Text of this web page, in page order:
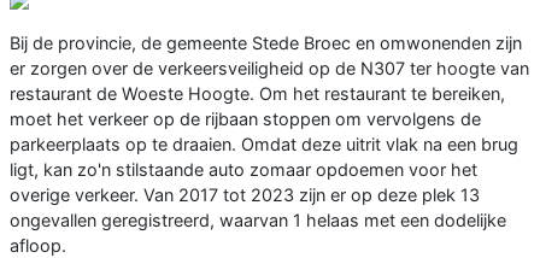
Bij de provincie, de gemeente Stede Broec en omwonenden zijn
er zorgen over de verkeersveiligheid op de N307 ter hoogte van
restaurant de Woeste Hoogte. Om het restaurant te bereiken,
moet het verkeer op de rijbaan stoppen om vervolgens de
parkeerplaats op te draaien. Omdat deze uitrit vlak na een brug
ligt, kan zo'n stilstaande auto zomaar opdoemen voor het
overige verkeer. Van 2017 tot 2023 zijn er op deze plek 13
ongevallen geregistreerd, waarvan 1 helaas met een dodelijke
afloop.